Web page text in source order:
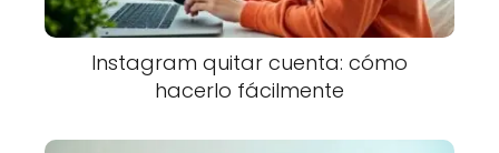
Instagram quitar cuenta: cómo
hacerlo fácilmente